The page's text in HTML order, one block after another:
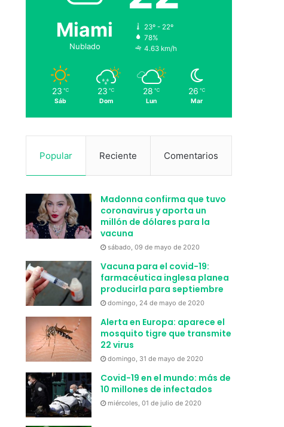
Miami
Nublado
23º - 22º
78%
4.63 km/h
23 ℃
Sáb
23 ℃
Dom
28 ℃
Lun
26 ℃
Mar
Popular Reciente Comentarios
Madonna confirma que tuvo
coronavirus y aporta un
millón de dólares para la
vacuna
sábado, 09 de mayo de 2020
Vacuna para el covid-19:
farmacéutica inglesa planea
producirla para septiembre
domingo, 24 de mayo de 2020
Alerta en Europa: aparece el
mosquito tigre que transmite
22 virus
domingo, 31 de mayo de 2020
Covid-19 en el mundo: más de
10 millones de infectados
miércoles, 01 de julio de 2020